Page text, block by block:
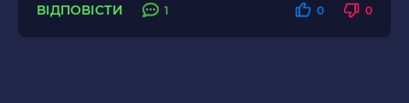
ВІДПОВІСТИ 1 0 0